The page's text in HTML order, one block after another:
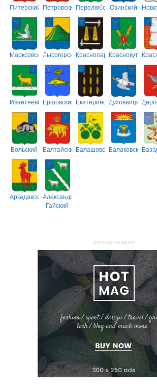
Питерский ПетровскийПерелюбскийОзинский
МарксовскийЛысогорскийКраснопартизанский
Краснокутский
ИвантеевскийЕршовский ЕкатериновскийДуховницкий
Вольский БалтайскийБалашовскийБалаковский
АркадакскийАлександрово-
Гайский
ADVERTISEMENT